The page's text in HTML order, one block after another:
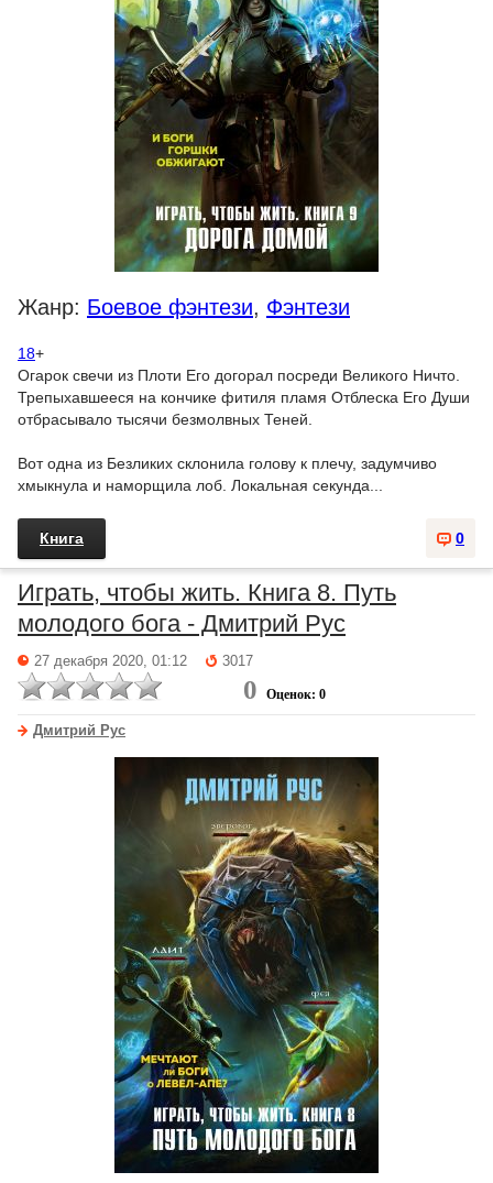
Жанр: Боевое фэнтези, Фэнтези
18+
Огарок свечи из Плоти Его догорал посреди Великого Ничто.
Трепыхавшееся на кончике фитиля пламя Отблеска Его Души
отбрасывало тысячи безмолвных Теней.
Вот одна из Безликих склонила голову к плечу, задумчиво
хмыкнула и наморщила лоб. Локальная секунда...
0
Книга
Играть, чтобы жить. Книга 8. Путь
молодого бога - Дмитрий Рус
27 декабря 2020, 01:12 3017
0 Оценок: 0
Дмитрий Рус